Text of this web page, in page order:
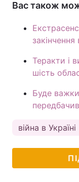
Вас також
закінчення
Теракти і
шість
Буде
війна в Україні